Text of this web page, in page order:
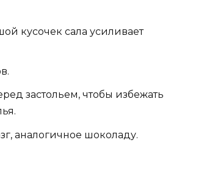
кусочек сала усиливает
застольем, чтобы избежать
аналогичное шоколаду.